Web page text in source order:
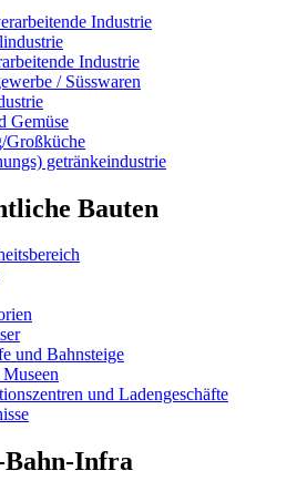
Industrie
Industrie
/ Süsswaren
Gemüse
Großküche
getränkeindustrie
Bauten
und Bahnsteige
und Ladengeschäfte
Infra